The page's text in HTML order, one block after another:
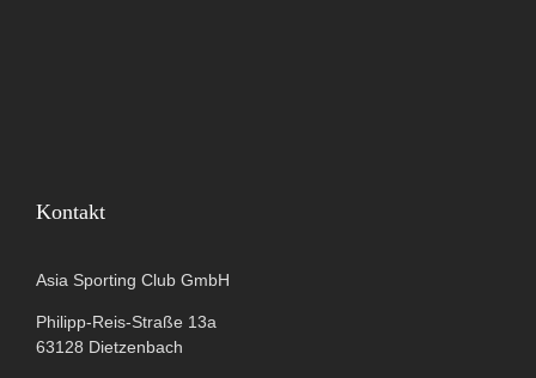
Kontakt
Asia Sporting Club GmbH
Philipp-Reis-Straße 13a
63128 Dietzenbach